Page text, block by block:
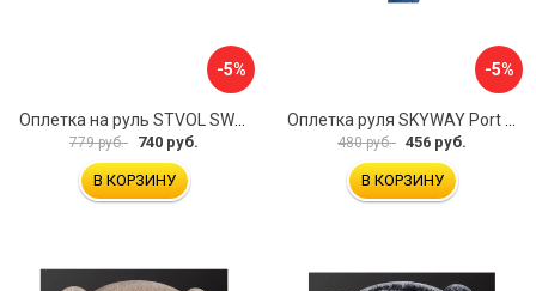
-5%
779 руб. 740 руб.
В КОРЗИНУ
-5%
480 руб. 456 руб.
В КОРЗИНУ